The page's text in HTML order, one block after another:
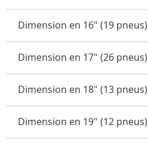
Dimension en 16" (19 pneus)
Dimension en 17" (26 pneus)
Dimension en 18" (13 pneus)
Dimension en 19" (12 pneus)